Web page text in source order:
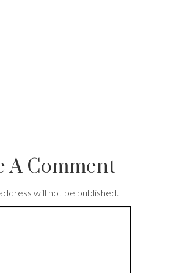
A Comment
will not be published.